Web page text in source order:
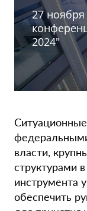
27 ноября
2024"
власти,
структурами
инструмента
обеспечить